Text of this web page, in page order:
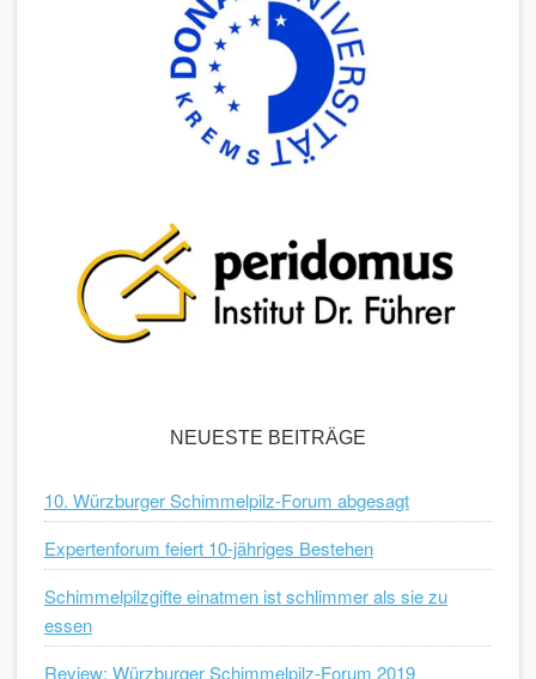
NEUESTE BEITRÄGE
10. Würzburger Schimmelpilz-Forum abgesagt
Expertenforum feiert 10-jähriges Bestehen
Schimmelpilzgifte einatmen ist schlimmer als sie zu
essen
Review: Würzburger Schimmelpilz-Forum 2019